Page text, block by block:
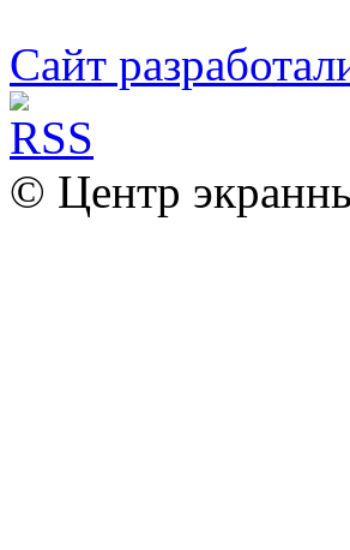
Сайт
© Центр